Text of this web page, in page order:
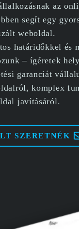
az
segít egy
weboldal.
határidőkkel és
– ígéretek
garanciát
komplex
javításáról.
SZERETNÉK